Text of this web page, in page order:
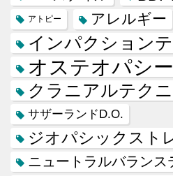
アトピー アレルギー
インパクション
オステオパシー
クラニアルテク
サザーランドD.O.
ジオパシックスト
ニュートラルバランス